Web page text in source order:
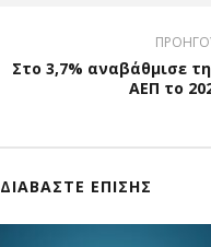
Στο 3,7% αναβάθμισε
ΑΕΠ το
ΔΙΑΒΑΣΤΕ ΕΠΙΣΗΣ